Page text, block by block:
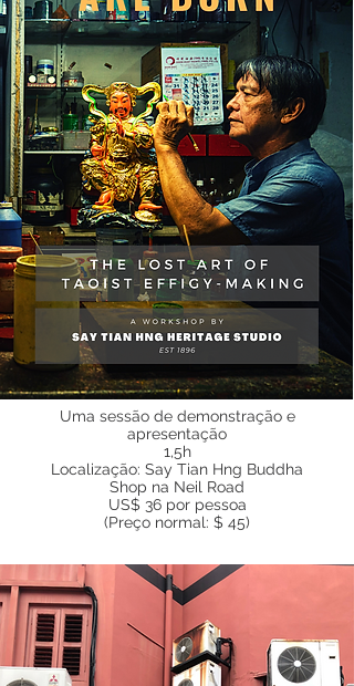
Uma sessão de demonstração e
apresentação
1,5h
Localização: Say Tian Hng Buddha
Shop na Neil Road
US$ 36 por pessoa
(Preço normal: $ 45)